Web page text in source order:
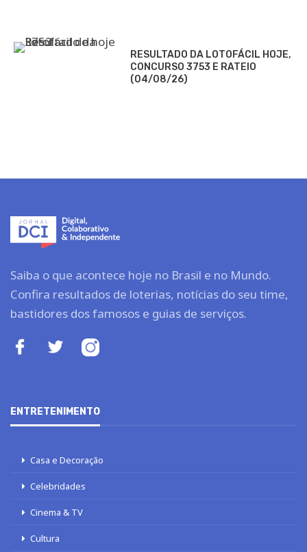
RESULTADO DA LOTOFÁCIL HOJE,
CONCURSO 3753 E RATEIO
(04/08/26)
Saiba o que acontece hoje no Brasil e no Mundo.
Confira resultados de loterias, notícias do seu time,
bastidores dos famosos e guias de serviços.
ENTRETENIMENTO
Casa e Decoração
Celebridades
Cinema & TV
Cultura